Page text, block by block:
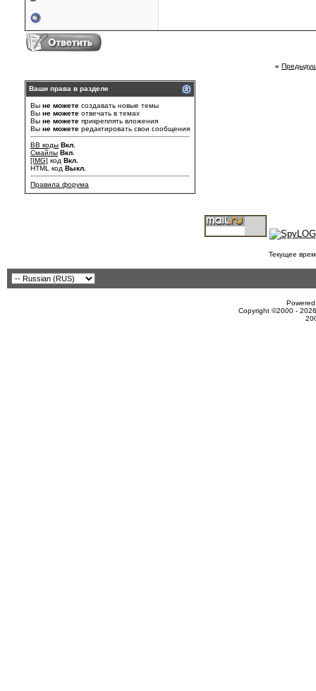
«
Ваши права в разделе
Вы не можете создавать новые темы
Вы не можете отвечать в темах
Вы не можете прикреплять вложения
Вы не можете редактировать свои сообщения
BB коды Вкл.
Смайлы Вкл.
[IMG] код Вкл.
HTML код Выкл.
Правила форума
Текущее
Copyright ©2000 -